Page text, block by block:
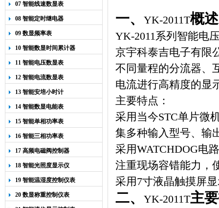
07 智能线速数显表
08 智能定时继电器
09 数显频率表
10 智能数显时间累计器
11 智能电压数显表
12 智能电流数显表
13 智能安培小时计
14 智能数显电能表
15 智能单相功率表
16 智能三相功率表
17 高频电磁阀控制器
18 智能光照度显示仪
19 智能温湿度控制仪表
20 数显称重控制仪表
一、 YK-2011T概述
YK-2011系列智能电
京宇科泰吉电子有限
不同量程的分流器、
电流进行高精度的显
主要特点：
采用当今STC单片微
集多种输入型号、输
采用WATCHDOG电
注重现场容错能力，
采用 7寸液晶触摸屏
二、 YK-2011T主